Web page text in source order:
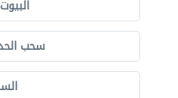
سحب